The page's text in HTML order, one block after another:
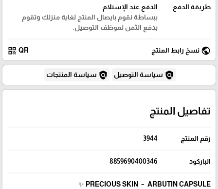
طريقة الدفع
الدفع عند الإستلام
ببساطة نقوم بايصال المنتج لغاية منزلك وتقوم
بدفع الثمن لموظف التوصيل.
public نسخ رابط المنتج QR
qr_code
policy سياسة التوصيل policy سياسة المنتجات
تفاصيل المنتج
رقم المنتج 3944
الباركود 8859690400346
PRECIOUS SKIN – ARBUTIN CAPSULE ✨